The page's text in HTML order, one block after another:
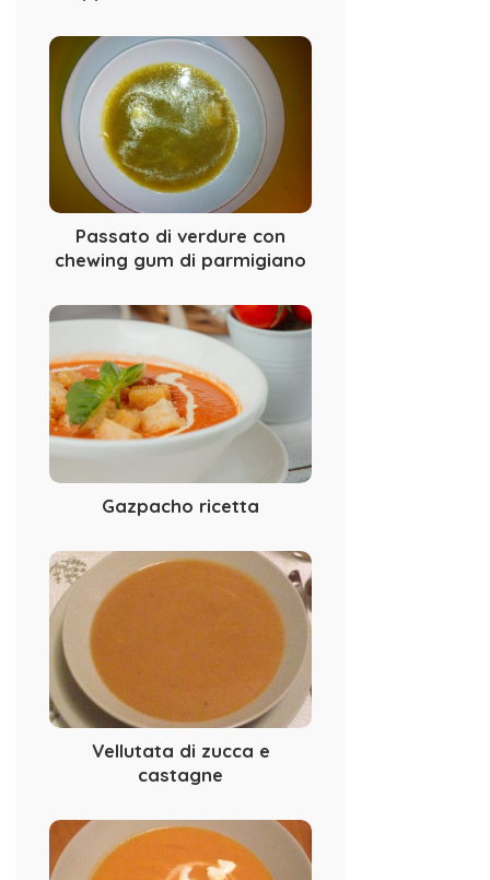
Passato di verdure con
chewing gum di parmigiano
Gazpacho ricetta
Vellutata di zucca e
castagne